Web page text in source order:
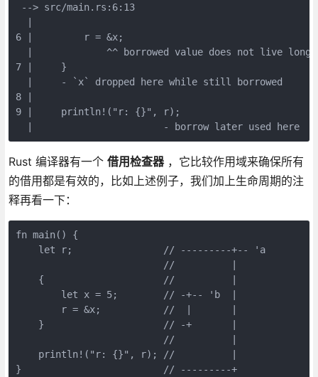
--> src/main.rs:6:13
6 |         r = &x;
|             ^^ borrowed value does not live long
7 |     }
  |     - `x` dropped here while still borrowed
8 |
9 |     println!("r: {}", r);
  |                       - borrow later used here
Rust 编译器有一个 借用检查器，它比较作用域来确保所有
的借用都是有效的，比如上述例子，我们加上生命周期的注
释再看一下：
fn main() {
    let r;                // ---------+-- 'a
                          //          |
    {                     //          |
        let x = 5;        // -+-- 'b  |
        r = &x;           //  |       |
    }                     // -+       |
                          //          |
    println!("r: {}", r); //          |
}                         // ---------+